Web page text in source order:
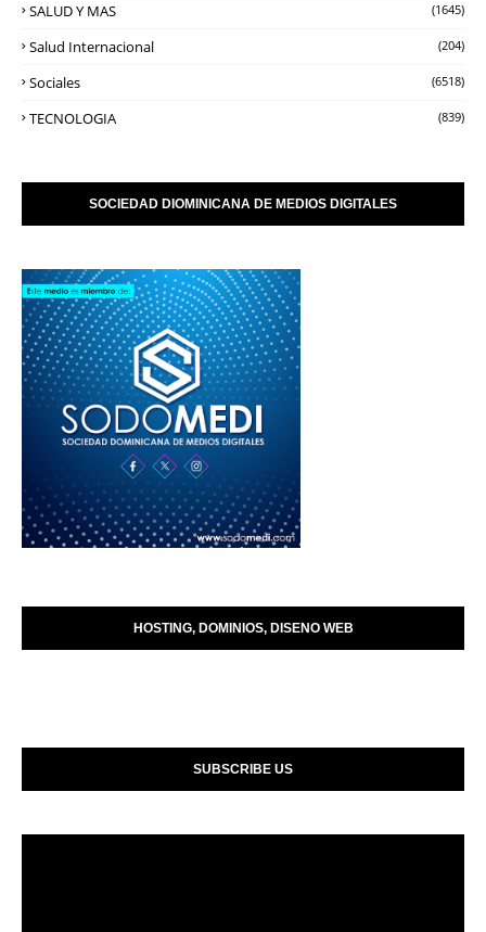
SALUD Y MAS (1645)
Salud Internacional (204)
Sociales (6518)
TECNOLOGIA (839)
SOCIEDAD DIOMINICANA DE MEDIOS DIGITALES
HOSTING, DOMINIOS, DISENO WEB
SUBSCRIBE US